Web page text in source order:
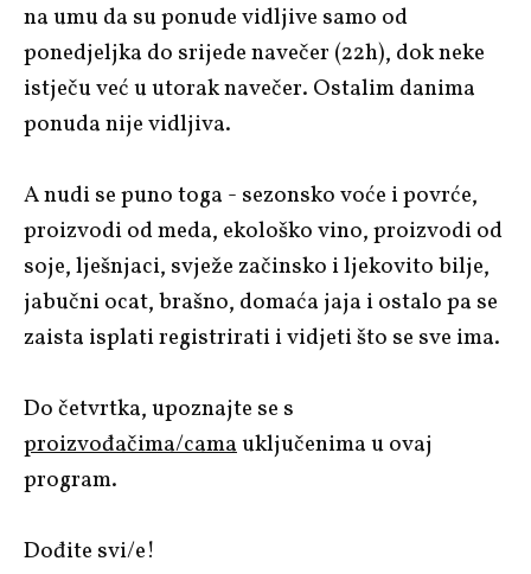
na umu da su ponude vidljive samo od
ponedjeljka do srijede navečer (22h), dok neke
istječu već u utorak navečer. Ostalim danima
ponuda nije vidljiva.
A nudi se puno toga - sezonsko voće i povrće,
proizvodi od meda, ekološko vino, proizvodi od
soje, lješnjaci, svježe začinsko i ljekovito bilje,
jabučni ocat, brašno, domaća jaja i ostalo pa se
zaista isplati registrirati i vidjeti što se sve ima.
Do četvrtka, upoznajte se s
proizvođačima/camauključenima u ovaj
program.
Dođite svi/e!